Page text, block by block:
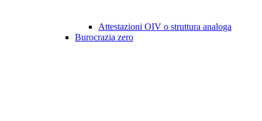
Attestazioni OIV o struttura analoga
Burocrazia zero